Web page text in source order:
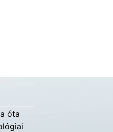
óta